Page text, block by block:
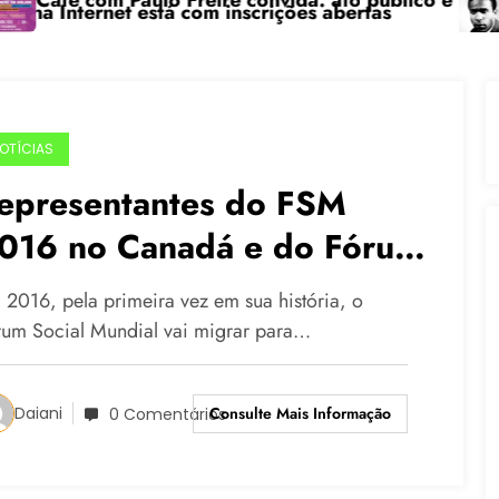
está com inscrições abertas
do FSM
no Canadá e do Fórum
de Porto Alegre se
na Capital
2016, pela primeira vez em sua história, o
Social Mundial vai migrar para…
Daiani 0 ComentáriosConsulte Mais Informação